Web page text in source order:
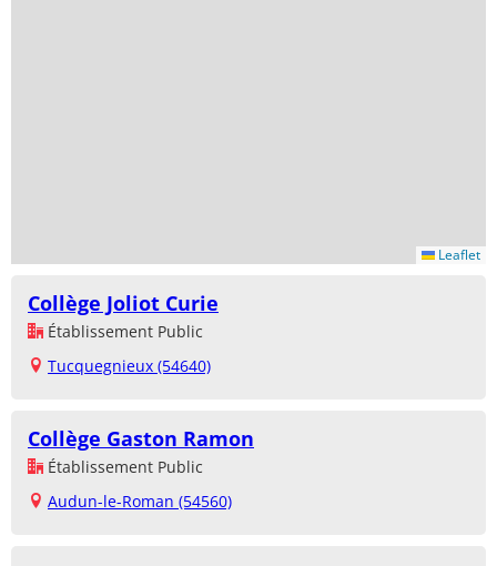
Leaflet
Collège Joliot Curie
Établissement Public
Tucquegnieux (54640)
Collège Gaston Ramon
Établissement Public
Audun-le-Roman (54560)